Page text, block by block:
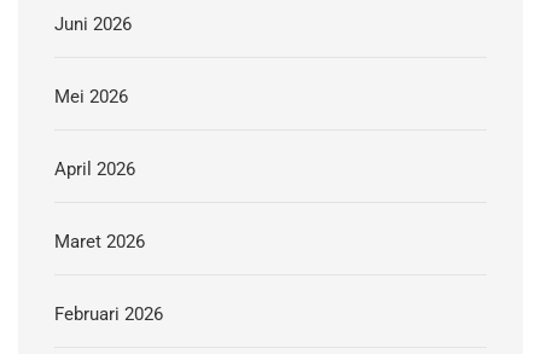
Juni 2026
Mei 2026
April 2026
Maret 2026
Februari 2026